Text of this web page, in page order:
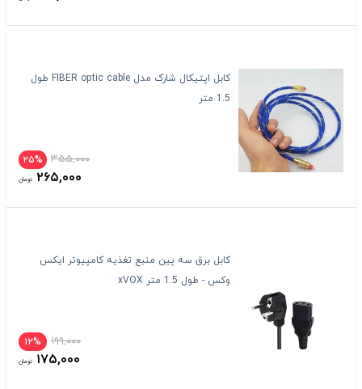
کابل اپتیکال شارک مدل FIBER optic cable طول
1.5 متر
۲۵% ۳۵۵,۰۰۰
۲۶۵,۰۰۰ تومان
کابل برق سه پین منبع تغذیه کامپیوتر ایکس
وکس - طول 1.5 متر xVOX
۱۲% ۱۹۹,۰۰۰
۱۷۵,۰۰۰ تومان